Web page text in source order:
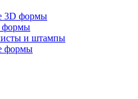
3D формы
формы
и штампы
формы